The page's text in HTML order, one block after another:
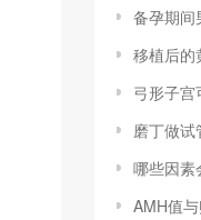
备孕期间男性
移植后的黄
弓形子
磨丁做试
哪些因素会影
AMH值与卵巢